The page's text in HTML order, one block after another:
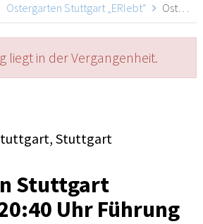
Ostergarten Stuttgart „ERlebt“ Ostergarten Stuttgart „ERlebt“ - 20:40 Uhr Führung, Stuttgart
liegt in der Vergangenheit.
Stuttgart
Stuttgart
Uhr Führung